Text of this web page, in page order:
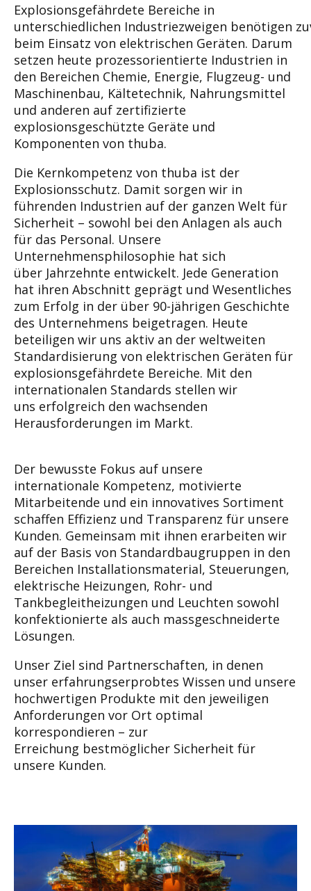
Explosionsgefährdete Bereiche in
unterschiedlichen Industriezweigen benötigen
beim Einsatz von elektrischen Geräten. Darum
setzen heute prozessorientierte Industrien in
den Bereichen Chemie, Energie, Flugzeug- und
Maschinenbau, Kältetechnik, Nahrungsmittel
und anderen auf zertifizierte
explosionsgeschützte Geräte und
Komponenten von thuba.
Die Kernkompetenz von thuba ist der
Explosionsschutz. Damit sorgen wir in
führenden Industrien auf der ganzen Welt für
Sicherheit – sowohl bei den Anlagen als auch
für das Personal. Unsere
Unternehmensphilosophie hat sich
über Jahrzehnte entwickelt. Jede Generation
hat ihren Abschnitt geprägt und Wesentliches
zum Erfolg in der über 90-jährigen Geschichte
des Unternehmens beigetragen. Heute
beteiligen wir uns aktiv an der weltweiten
Standardisierung von elektrischen Geräten für
explosionsgefährdete Bereiche. Mit den
internationalen Standards stellen wir
uns erfolgreich den wachsenden
Herausforderungen im Markt.
Der bewusste Fokus auf unsere
internationale Kompetenz, motivierte
Mitarbeitende und ein innovatives Sortiment
schaffen Effizienz und Transparenz für unsere
Kunden. Gemeinsam mit ihnen erarbeiten wir
auf der Basis von Standardbaugruppen in den
Bereichen Installationsmaterial, Steuerungen,
elektrische Heizungen, Rohr- und
Tankbegleitheizungen und Leuchten sowohl
konfektionierte als auch massgeschneiderte
Lösungen.
Unser Ziel sind Partnerschaften, in denen
unser erfahrungserprobtes Wissen und unsere
hochwertigen Produkte mit den jeweiligen
Anforderungen vor Ort optimal
korrespondieren – zur
Erreichung bestmöglicher Sicherheit für
unsere Kunden.